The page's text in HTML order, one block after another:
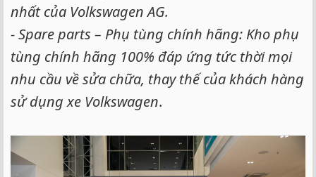
nhất của Volkswagen AG.
- Spare parts – Phụ tùng chính hãng: Kho phụ
tùng chính hãng 100% đáp ứng tức thời mọi
nhu cầu về sửa chữa, thay thế của khách hàng
sử dụng xe Volkswagen.